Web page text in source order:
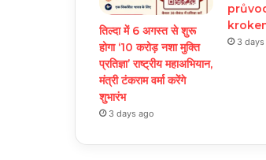
तिल्दा में 6 अगस्त से शुरू
होगा ‘10 करोड़ नशा मुक्ति
प्रतिज्ञा’ राष्ट्रीय महाअभियान,
मंत्री टंकराम वर्मा करेंगे
शुभारंभ
3 days ago
3